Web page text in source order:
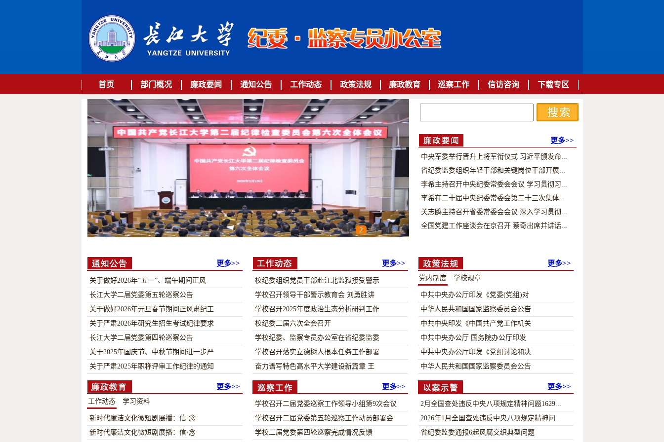
首页 部门概况 廉政要闻 通知公告 工作动态 政策法规 廉政教育 巡察工作 信访咨询 下载专区
更多>>
中央军委举行晋升上将军衔仪式 习近平颁发命...
省纪委监委组织年轻干部和关键岗位干部开展...
李希主持召开中央纪委常委会会议 学习贯彻习...
李希在二十届中央纪委常委会第二十三次集体...
关志鸥主持召开省委常委会会议 深入学习贯彻...
全国党建工作座谈会在京召开 蔡奇出席并讲话...
1 2 3 4 5
更多>>
关于做好2026年“五一”、端午期间正风
长江大学二届党委第五轮巡察公告
关于做好2026年元旦春节期间正风肃纪工
关于严肃2026年研究生招生考试纪律要求
长江大学二届党委第四轮巡察公告
关于2025年国庆节、中秋节期间进一步严
关于严肃2025年职称评审工作纪律的通知
更多>>
校纪委组织党员干部赴江北监狱接受警示
学校召开领导干部警示教育会 刘勇胜讲
学校召开2025年度政治生态分析研判工作
校纪委二届六次全会召开
学校纪委、监察专员办公室在省纪委监委
学校召开落实立德树人根本任务工作部署
奋力谱写特色高水平大学建设新篇章 王
更多>>
党内制度 学校规章
中共中央办公厅印发《党委(党组)对
中华人民共和国国家监察委员会公告
中共中央印发《中国共产党工作机关
中共中央办公厅 国务院办公厅印发
中共中央办公厅印发《党组讨论和决
中华人民共和国国家监察委员会公告
更多>>
工作动态 学习资料
新时代廉洁文化微短剧展播：信·念
新时代廉洁文化微短剧展播：信·念
巡察工作 更多>>
学校召开二届党委巡察工作领导小组第9次会议
学校召开二届党委第五轮巡察工作动员部署会
学校二届党委第四轮巡察完成情况反馈
以案示警 更多>>
2月全国查处违反中央八项规定精神问题1629...
2026年1月全国查处违反中央八项规定精神问...
省纪委监委通报6起风腐交织典型问题